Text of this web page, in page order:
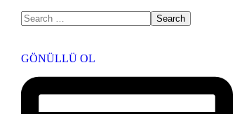
GÖNÜLLÜ OL